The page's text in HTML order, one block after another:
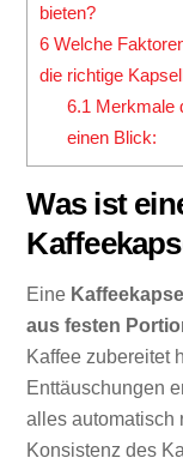
bieten?
6 Welche
die richtige
6.1 Merkmale
einen Blick:
Was ist
Eine
aus festen
Kaffee zubereitet
Enttäuschungen
alles automatisch
Konsistenz des